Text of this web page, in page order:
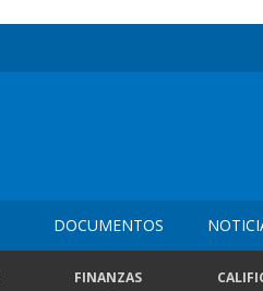
DOCUMENTOS
FINANZAS